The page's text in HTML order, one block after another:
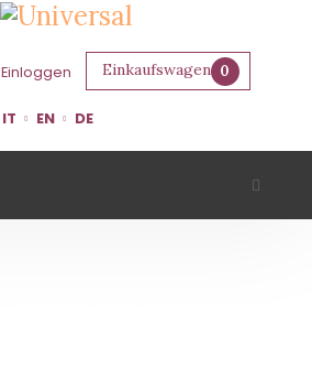
Einloggen Einkaufswagen 0
IT EN DE